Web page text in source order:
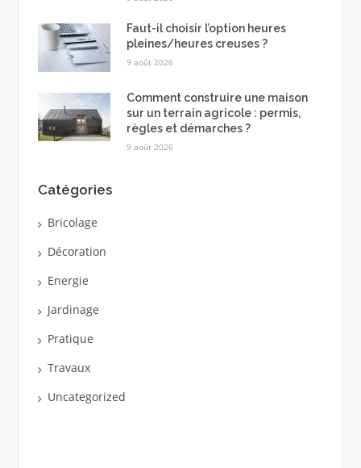
Faut-il choisir l’option heures
pleines/heures creuses ?
9 août 2026
Comment construire une maison
sur un terrain agricole : permis,
règles et démarches ?
9 août 2026
Catégories
Bricolage
Décoration
Energie
Jardinage
Pratique
Travaux
Uncategorized